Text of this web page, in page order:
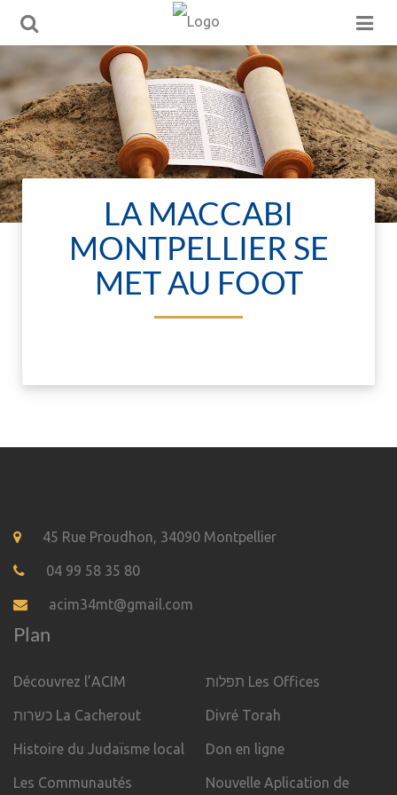
LA MACCABI
MONTPELLIER SE
MET AU FOOT
45 Rue Proudhon, 34090 Montpellier
04 99 58 35 80
acim34mt@gmail.com
Plan
Découvrez l’ACIM
כשרות La Cacherout
Histoire du Judaïsme local
Les Communautés
תפלות Les Offices
Divré Torah
Don en ligne
Nouvelle Aplication de